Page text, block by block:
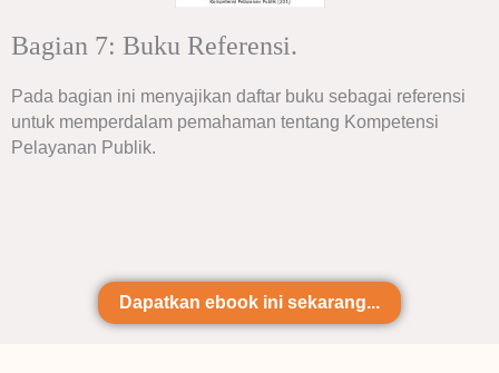
Bagian 7: Buku Referensi.
Pada bagian ini menyajikan daftar buku sebagai referensi
untuk memperdalam pemahaman tentang Kompetensi
Pelayanan Publik.
Dapatkan ebook ini sekarang...